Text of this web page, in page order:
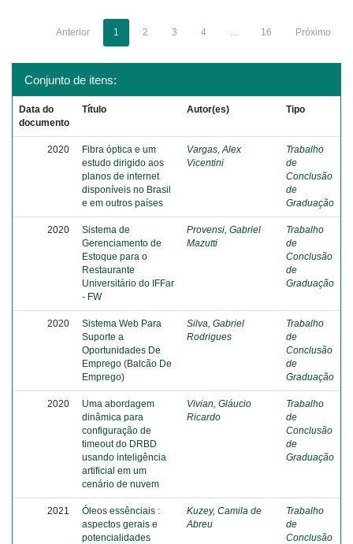
Anterior 1 2 3 4 ... 16 Próximo
Conjunto de itens:
Data do
documento
Título Autor(es) Tipo
2020
Fibra óptica e um
estudo dirigido aos
planos de internet
disponíveis no Brasil
e em outros países
Vargas, Alex
Vicentini
Trabalho
de
Conclusão
de
Graduação
2020
Sistema de
Gerenciamento de
Estoque para o
Restaurante
Universitário do IFFar
- FW
Provensi, Gabriel
Mazutti
Trabalho
de
Conclusão
de
Graduação
2020
Sistema Web Para
Suporte a
Oportunidades De
Emprego (Balcão De
Emprego)
Silva, Gabriel
Rodrigues
Trabalho
de
Conclusão
de
Graduação
2020
Uma abordagem
dinâmica para
configuração de
timeout do DRBD
usando inteligência
artificial em um
cenário de nuvem
Vivian, Gláucio
Ricardo
Trabalho
de
Conclusão
de
Graduação
2021
Óleos essênciais :
aspectos gerais e
potencialidades
Kuzey, Camila de
Abreu
Trabalho
de
Conclusão